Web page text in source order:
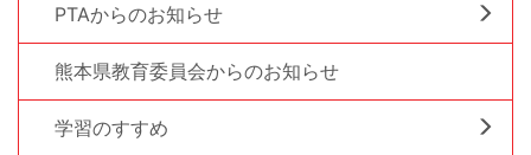
PTAからのお知らせ
熊本県教育委員会からのお知らせ
学習のすすめ